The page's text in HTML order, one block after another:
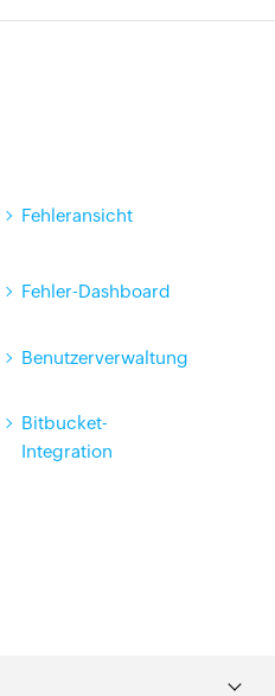
Fehleransicht
Fehler-Dashboard
Benutzerverwaltung
Bitbucket-
Integration